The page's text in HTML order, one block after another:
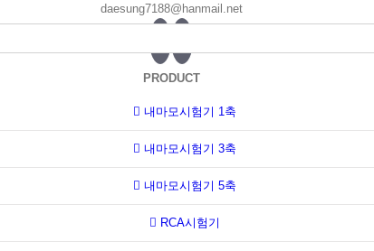
daesung7188@hanmail.net
PRODUCT
내마모시험기 1축
내마모시험기 3축
내마모시험기 5축
RCA시험기